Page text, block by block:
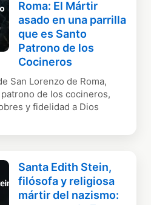
Roma: El Mártir
asado en una parrilla
que es Santo
Patrono de los
Cocineros
San Lorenzo de Roma,
de los cocineros,
y fidelidad a Dios
Santa Edith Stein,
filósofa y religiosa
mártir del nazismo: